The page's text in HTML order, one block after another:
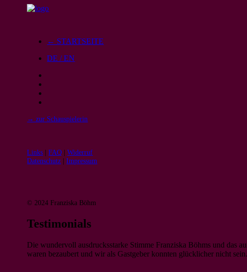
← STARTSEITE
DE / EN
→ zur Schauspielerin
Links |FAQ |Widerruf
Datenschutz |Impressum
© 2024 Franziska Böhm
Testimonials
Die wundervoll ausdrucksstarke Stimme Franziska Böhms und das
waren bezaubert und wir als Gastgeber konnten glücklicher nicht sein.